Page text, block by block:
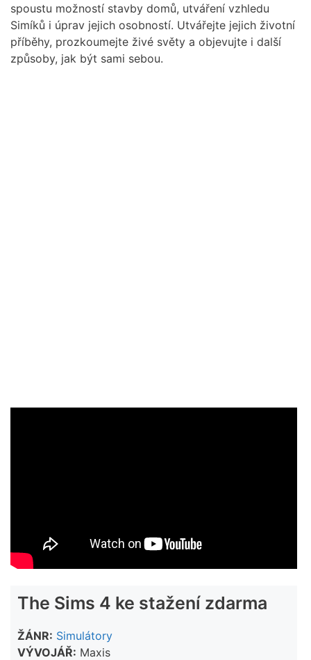
spoustu možností stavby domů, utváření vzhledu
Simíků i úprav jejich osobností. Utvářejte jejich životní
příběhy, prozkoumejte živé světy a objevujte i další
způsoby, jak být sami sebou.
The Sims 4 ke stažení zdarma
ŽÁNR: Simulátory
VÝVOJÁŘ: Maxis